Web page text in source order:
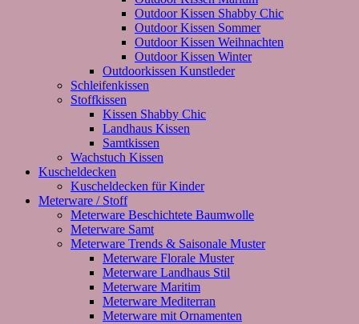
Outdoor Kissen Shabby Chic
Outdoor Kissen Sommer
Outdoor Kissen Weihnachten
Outdoor Kissen Winter
Outdoorkissen Kunstleder
Schleifenkissen
Stoffkissen
Kissen Shabby Chic
Landhaus Kissen
Samtkissen
Wachstuch Kissen
Kuscheldecken
Kuscheldecken für Kinder
Meterware / Stoff
Meterware Beschichtete Baumwolle
Meterware Samt
Meterware Trends & Saisonale Muster
Meterware Florale Muster
Meterware Landhaus Stil
Meterware Maritim
Meterware Mediterran
Meterware mit Ornamenten